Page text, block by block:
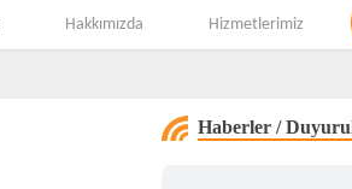
Hakkımızda Hizmetlerimiz
Haberler /